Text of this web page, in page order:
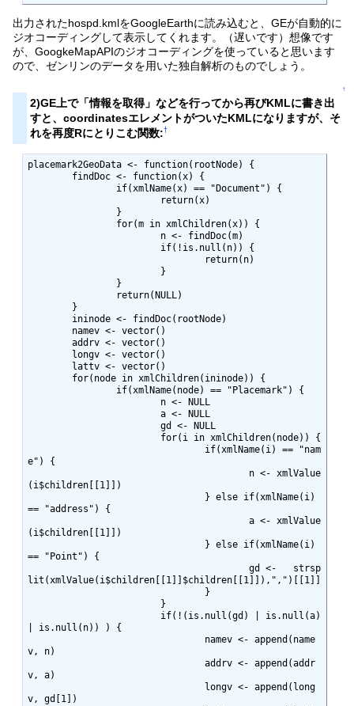
出力されたhospd.kmlをGoogleEarthに読み込むと、GEが自動的に
ジオコーディングして表示してくれます。（遅いです）想像です
が、GoogkeMapAPIのジオコーディングを使っていると思います
ので、ゼンリンのデータを用いた独自解析のものでしょう。
↑
2)GE上で「情報を取得」などを行ってから再びKMLに書き出
すと、coordinatesエレメントがついたKMLになりますが、そ
れを再度Rにとりこむ関数:†
placemark2GeoData <- function(rootNode) {
e") {
(i$children[[1]])
== "address") {
(i$children[[1]])
== "Point") {
lit(xmlValue(i$children[[1]]$children[[1]]),",")[[1]]
| is.null(n)) ) {
v, n)
v, a)
v, gd[1])